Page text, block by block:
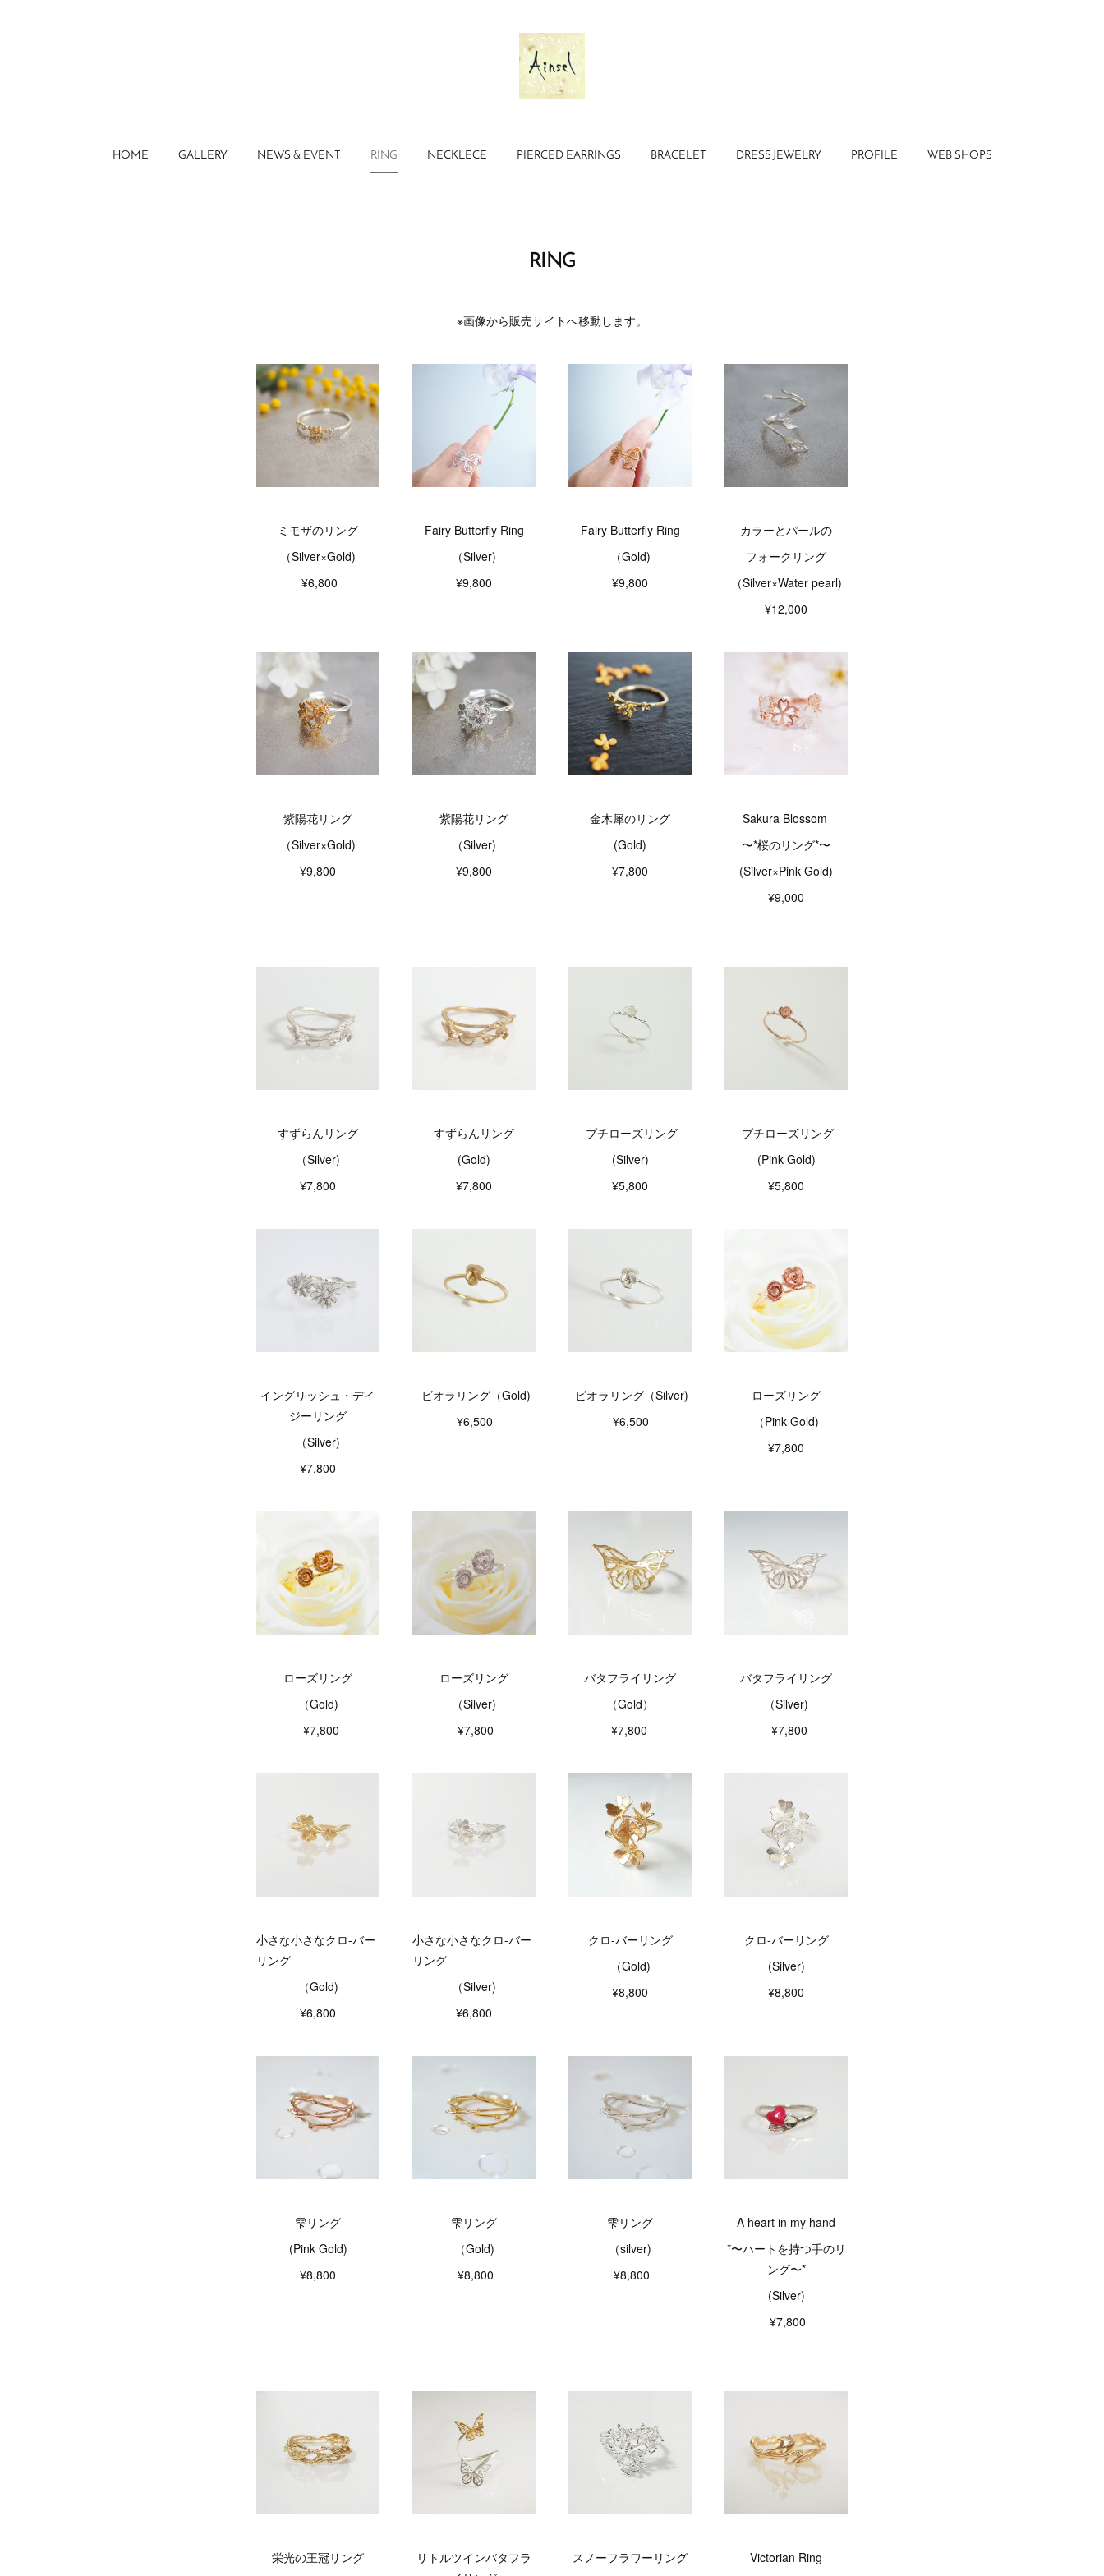
HOME GALLERY NEWS & EVENT RING NECKLECE PIERCED EARRINGS BRACELET DRESS JEWELRY PROFILE WEB SHOPS
RING
※画像から販売サイトへ移動します。
ミモザのリング
（Silver×Gold)
¥6,800
Fairy Butterfly Ring
（Silver)
¥9,800
Fairy Butterfly Ring
（Gold)
¥9,800
カラーとパールの
フォークリング
（Silver×Water pearl)
¥12,000
紫陽花リング
（Silver×Gold)
¥9,800
紫陽花リング
（Silver)
¥9,800
金木犀のリング
(Gold)
¥7,800
Sakura Blossom
〜*桜のリング*〜
(Silver×Pink Gold)
¥9,000
すずらんリング
（Silver)
¥7,800
すずらんリング
(Gold)
¥7,800
プチローズリング
(Silver)
¥5,800
プチローズリング
(Pink Gold)
¥5,800
イングリッシュ・デイ
ジーリング
（Silver)
¥7,800
ビオラリング（Gold)
¥6,500
ビオラリング（Silver)
¥6,500
ローズリング
（Pink Gold)
¥7,800
ローズリング
（Gold)
¥7,800
ローズリング
（Silver)
¥7,800
バタフライリング
（Gold）
¥7,800
バタフライリング
（Silver)
¥7,800
小さな小さなクロ-バー
リング
（Gold)
¥6,800
小さな小さなクロ-バー
リング
（Silver)
¥6,800
クロ-バーリング
（Gold)
¥8,800
クロ-バーリング
(Silver)
¥8,800
雫リング
(Pink Gold)
¥8,800
雫リング
（Gold)
¥8,800
雫リング
（silver)
¥8,800
A heart in my hand
*〜ハートを持つ手のリ
ング〜*
(Silver)
¥7,800
栄光の王冠リング
リトルツインバタフラ
スノーフラワーリング
Victorian Ring